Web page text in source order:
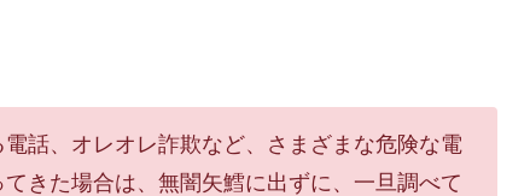
話、オレオレ詐欺など、さまざまな危険な電
きた場合は、無闇矢鱈に出ずに、一旦調べて